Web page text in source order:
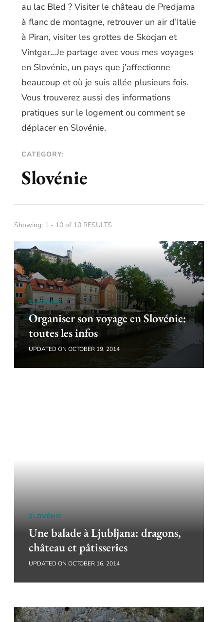
au lac Bled ? Visiter le château de Predjama
à flanc de montagne, retrouver un air d’Italie
à Piran, visiter les grottes de Skocjan et
Vintgar…Je partage avec vous mes voyages
en Slovénie, un pays que j’affectionne
beaucoup et où je suis allée plusieurs fois.
Vous trouverez aussi des informations
pratiques sur le logement ou comment se
déplacer en Slovénie.
CATEGORY:
Slovénie
Showing: 1 - 10 of 10 RESULTS
SLOVÉNIE
Organiser son voyage en Slovénie:
toutes les infos
UPDATED ON OCTOBER 19, 2014
SLOVÉNIE
Une balade à Ljubljana: dragons,
château et pâtisseries
UPDATED ON OCTOBER 16, 2014